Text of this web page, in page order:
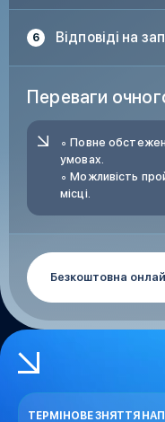
Відповіді на
Переваги
∘ Повне
умовах.
∘ Можливість
місці.
Безкоштовна
ТЕРМІНОВЕ ЗНЯТТЯ